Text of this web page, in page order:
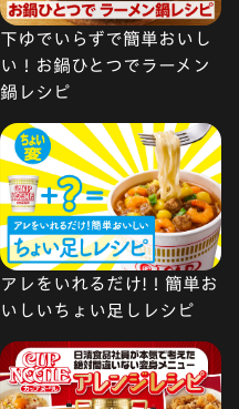
下ゆでいらずで簡単おいし
い！お鍋ひとつでラーメン
鍋レシピ
アレをいれるだけ!！簡単お
いしいちょい足しレシピ